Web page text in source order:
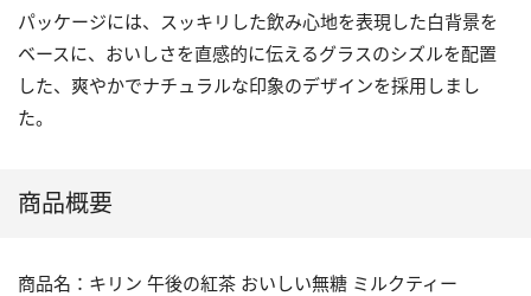
パッケージには、スッキリした飲み心地を表現した白背景を
ベースに、おいしさを直感的に伝えるグラスのシズルを配置
した、爽やかでナチュラルな印象のデザインを採用しまし
た。
商品概要
商品名：キリン 午後の紅茶 おいしい無糖 ミルクティー